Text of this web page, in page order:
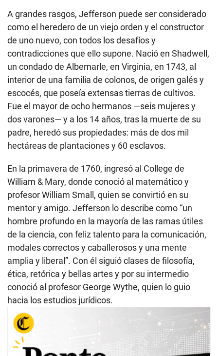
A grandes rasgos, Jefferson puede ser considerado
como el heredero de un viejo orden y el constructor
de uno nuevo, con todos los desafíos y
contradicciones que ello supone. Nació en Shadwell,
un condado de Albemarle, en Virginia, en 1743, al
interior de una familia de colonos, de origen galés y
escocés, que poseía extensas tierras de cultivos.
Fue el mayor de ocho hermanos —seis mujeres y
dos varones— y a los 14 años, tras la muerte de su
padre, heredó sus propiedades: más de dos mil
hectáreas de plantaciones y 60 esclavos.
En la primavera de 1760, ingresó al College de
William & Mary, donde conoció al matemático y
profesor William Small, quien se convirtió en su
mentor y amigo. Jefferson lo describe como “un
hombre profundo en la mayoría de las ramas útiles
de la ciencia, con feliz talento para la comunicación,
modales correctos y caballerosos y una mente
amplia y liberal”. Con él siguió clases de filosofía,
ética, retórica y bellas artes y por su intermedio
conoció al profesor George Wythe, quien lo guio
hacia los estudios jurídicos.